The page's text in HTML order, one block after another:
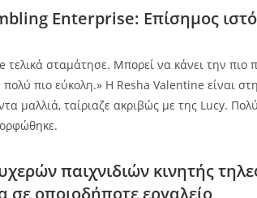
Enterprise: Επίσημος
τελικά σταμάτησε. Μπορεί να κάνει την
πιο εύκολη.» Η Resha Valentine είναι
μαλλιά, ταίριαζε ακριβώς με της Lucy.
παιχνιδιών κινητής
σε οποιοδήποτε εργαλείο